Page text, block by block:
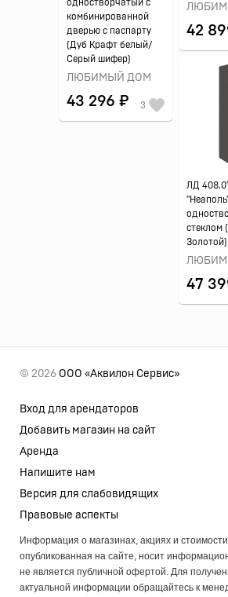
42
одностворчатый с
комбинированной
дверью с паспарту
(Дуб Крафт белый/
Серый шифер)
ЛЮБИМЫЙ ДОМ
43 296 ₽ 3
ЛД
стеклом
Золотой)
47
© 2026 ООО «Аквилон Сервис»
Вход для арендаторов
Добавить магазин на сайт
Аренда
Напишите нам
Версия для слабовидящих
Правовые аспекты
Информация о магазинах, акциях и
опубликованная на сайте, носит
не является публичной офертой. Для
актуальной информации обращайтесь к